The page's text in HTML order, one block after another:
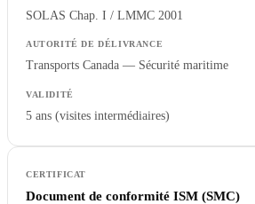
SOLAS Chap. I / LMMC 2001
Transports Canada — Sécurité maritime
5 ans (visites intermédiaires)
Document de conformité ISM (SMC)